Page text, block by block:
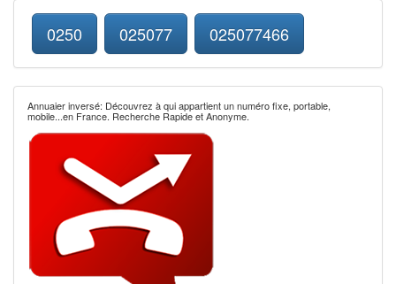
0250 025077 025077466
Annuaier inversé: Découvrez à qui appartient un numéro fixe, portable,
mobile...en France. Recherche Rapide et Anonyme.